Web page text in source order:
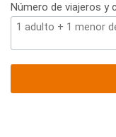
Número de viajeros y